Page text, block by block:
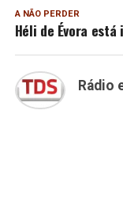
A NÃO PERDER
Héli de Évora
Rádio